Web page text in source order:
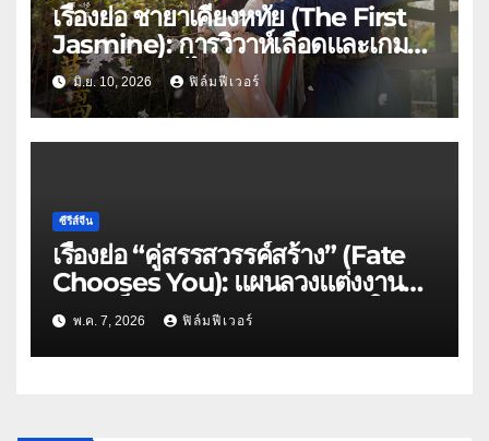
เรื่องย่อ ชายาเคียงหทัย (The First
Jasmine): การวิวาห์เลือดและเกม
ล้างแค้นของ ไป๋ลู่ x เฉิงเหล่ย บน
WeTV
มิ.ย. 10, 2026 ฟิล์มฟีเวอร์
ซีรีส์จีน
เรื่องย่อ “คู่สรรสวรรค์สร้าง” (Fate
Chooses You): แผนลวงแต่งงานที่
กลายเป็นลิขิตรักพันธนาการหัวใจ
พ.ค. 7, 2026 ฟิล์มฟีเวอร์